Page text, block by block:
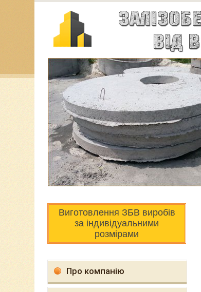
Виготовлення ЗБВ виробів
за індивідуальними
розмірами
Про компанію